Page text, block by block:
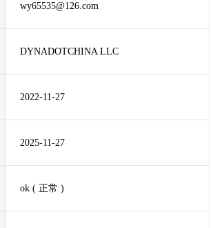
wy65535@126.com
DYNADOTCHINA LLC
2022-11-27
2025-11-27
ok ( 正常 )